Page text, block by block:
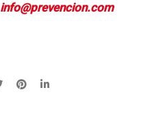
info@prevencion.com